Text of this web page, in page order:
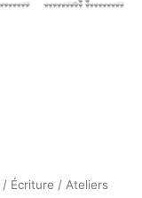
/ Écriture / Ateliers